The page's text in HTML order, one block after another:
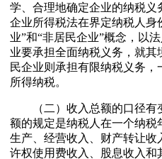
学、合理地确定企业的纳税
企业所得税法在界定纳税人身
业”和“非居民企业”概念，以
业要承担全面纳税义务，就
民企业则承担有限纳税义务
所得纳税。
（二）收入总额的口径有
额的规定是纳税人在一个纳
生产、经营收入、财产转让
许权使用费收入、股息收入和